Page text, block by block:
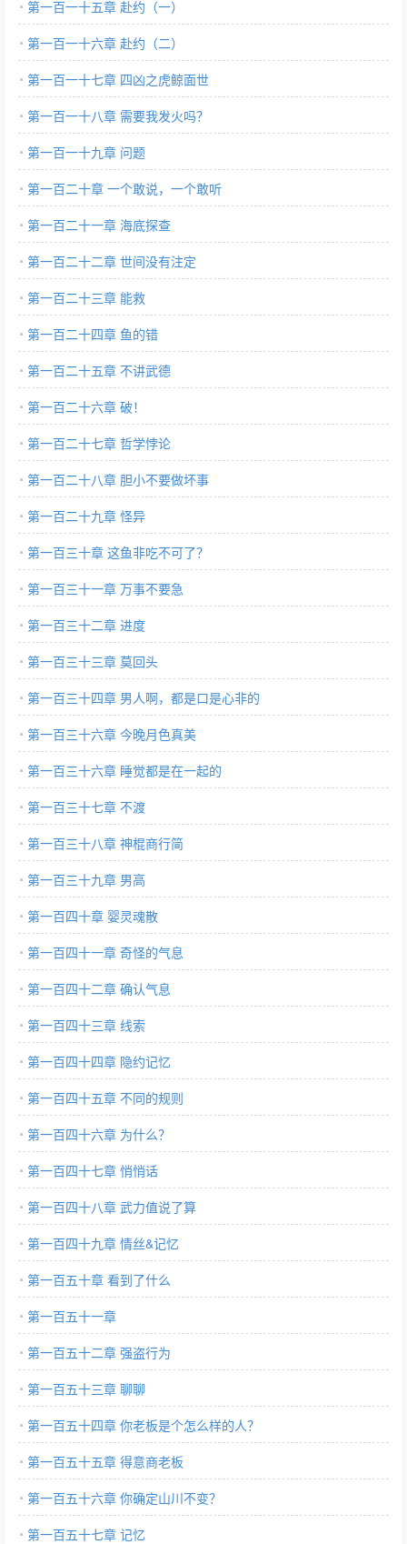
第一百一十五章 赴约（一）
第一百一十六章 赴约（二）
第一百一十七章 四凶之虎鲸面世
第一百一十八章 需要我发火吗？
第一百一十九章 问题
第一百二十章 一个敢说，一个敢听
第一百二十一章 海底探查
第一百二十二章 世间没有注定
第一百二十三章 能救
第一百二十四章 鱼的错
第一百二十五章 不讲武德
第一百二十六章 破！
第一百二十七章 哲学悖论
第一百二十八章 胆小不要做坏事
第一百二十九章 怪异
第一百三十章 这鱼非吃不可了？
第一百三十一章 万事不要急
第一百三十二章 进度
第一百三十三章 莫回头
第一百三十四章 男人啊，都是口是心非的
第一百三十六章 今晚月色真美
第一百三十六章 睡觉都是在一起的
第一百三十七章 不渡
第一百三十八章 神棍商行简
第一百三十九章 男高
第一百四十章 婴灵魂散
第一百四十一章 奇怪的气息
第一百四十二章 确认气息
第一百四十三章 线索
第一百四十四章 隐约记忆
第一百四十五章 不同的规则
第一百四十六章 为什么？
第一百四十七章 悄悄话
第一百四十八章 武力值说了算
第一百四十九章 情丝&记忆
第一百五十章 看到了什么
第一百五十一章
第一百五十二章 强盗行为
第一百五十三章 聊聊
第一百五十四章 你老板是个怎么样的人？
第一百五十五章 得意商老板
第一百五十六章 你确定山川不变？
第一百五十七章 记忆